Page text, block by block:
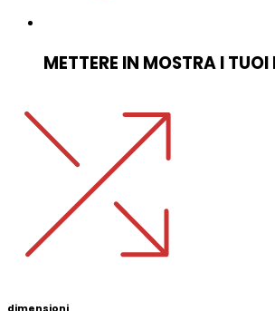
METTERE IN MOSTRA I
dimensioni